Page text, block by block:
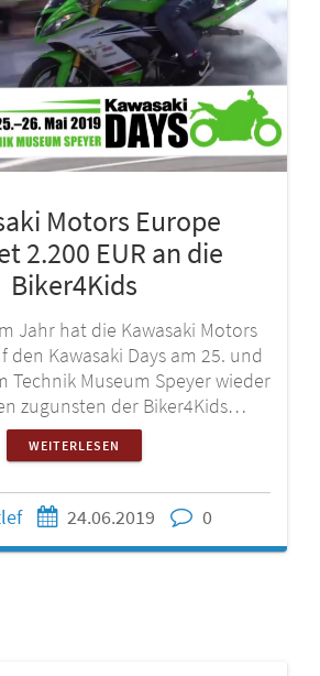
Motors Europe
2.200 EUR an die
Biker4Kids
Jahr hat die Kawasaki Motors
den Kawasaki Days am 25. und
Technik Museum Speyer wieder
zugunsten der Biker4Kids…
WEITERLESEN
24.06.2019 0